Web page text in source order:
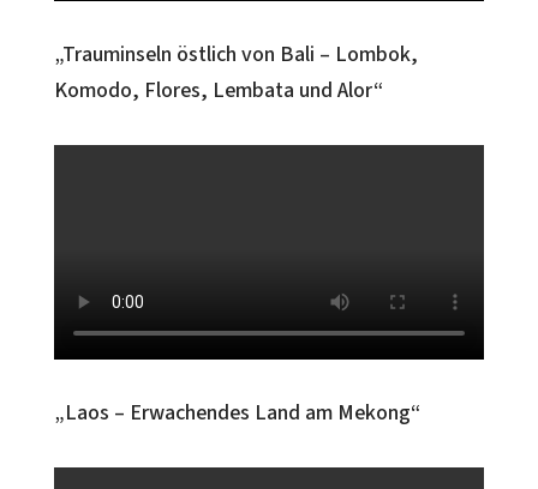
„Trauminseln östlich von Bali – Lombok,
Komodo, Flores, Lembata und Alor“
„Laos – Erwachendes Land am Mekong“